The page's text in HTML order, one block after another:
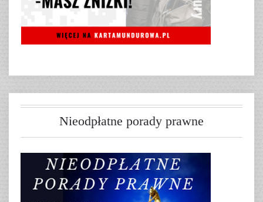
Nieodpłatne porady prawne